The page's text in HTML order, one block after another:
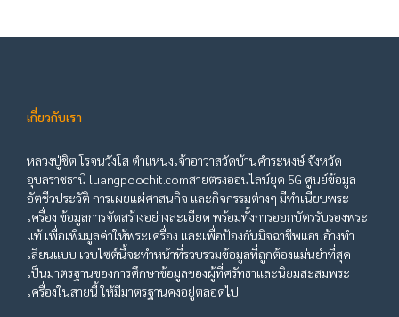
เกี่ยวกับเรา
หลวงปู่ชิต โรจนวังโส ตำแหน่งเจ้าอาวาสวัดบ้านคำระหงษ์ จังหวัด
อุบลราชธานี luangpoochit.comสายตรงออนไลน์ยุค 5G ศูนย์ข้อมูล
อัตชีวประวัติ การเผยแผ่ศาสนกิจ และกิจกรรมต่างๆ มีทำเนียบพระ
เครื่อง ข้อมูลการจัดสร้างอย่างละเอียด พร้อมทั้งการออกบัตรรับรองพระ
แท้ เพื่อเพิ่มมูลค่าให้พระเครื่อง และเพื่อป้องกันมิจฉาชีพแอบอ้างทำ
เลียนแบบ เวบไซต์นี้จะทำหน้าที่รวบรวมข้อมูลที่ถูกต้องแม่นยำที่สุด
เป็นมาตรฐานของการศึกษาข้อมูลของผู้ที่ศรัทธาและนิยมสะสมพระ
เครื่องในสายนี้ ให้มีมาตรฐานคงอยู่ตลอดไป